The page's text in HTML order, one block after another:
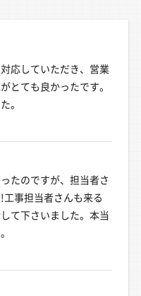
応していただき、営業
とても良かったです。
。
たのですが、担当者さ
事担当者さんも来る
て下さいました。本当